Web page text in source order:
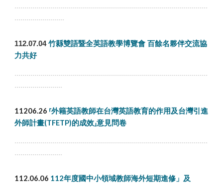
.................................................................................................
.........................
112.07.04竹縣雙語暨全英語教學博覽會 百餘名夥伴交流協
力共好
.................................................................................................
........................
11206.26 ⸢外籍英語教師在台灣英語教育的作用及台灣引進
外師計畫(TFETP)的成效⸥意見問卷
.................................................................................................
........................
112.06.06 112年度國中小領域教師海外短期進修」及